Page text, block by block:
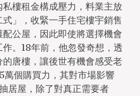
樓租金構成壓力，料業主放
」，收緊一手住宅樓宇銷售
公屋，因此即使將選擇機會
。18年前，他忽發奇想，透
唐樓，讓後世有機會感受老
個購買力，其對市場影響
居屋，除了對真正需要者